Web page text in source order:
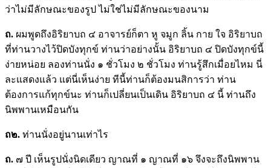
ว่าไม่มีลักษณะของรูป ไม่ใช่ไม่มีลักษณะของนาม
ถ. ผมพูดถึงอิริยาบถ ๔ อาจารย์ก็ตา หู จมูก ลิ้น กาย ใจ อิริยาบถ
ที่ท่านวางไว้ปิดบังทุกข์ ท่านว่าอย่างนั้น อิริยาบถ ๔ ปิดบังทุกข์นี้
ง่ายหน่อย ลองท่านนั่ง ๑ ชั่วโมง ๒ ชั่วโมง ท่านรู้สึกเมื่อยไหม นี่
ละแสดงแล้ว แต่นี่เห็นง่าย ทีนี้ท่านก็ต้องมนสิการว่า ท่าน
ต้องการแก้ทุกข์นะ ท่านก็เปลี่ยนเป็นเดิน อิริยาบถ ๔ นี้ ท่านถึง
นิพพานเหมือนกัน
ถ๒. ท่านนั่งอยู่นานเท่าไร
ถ. ๗ ปี เห็นรูปนั่งนิดเดียว ญาณที่ ๑ ญาณที่ ๑๖ จึงจะถึงนิพพาน